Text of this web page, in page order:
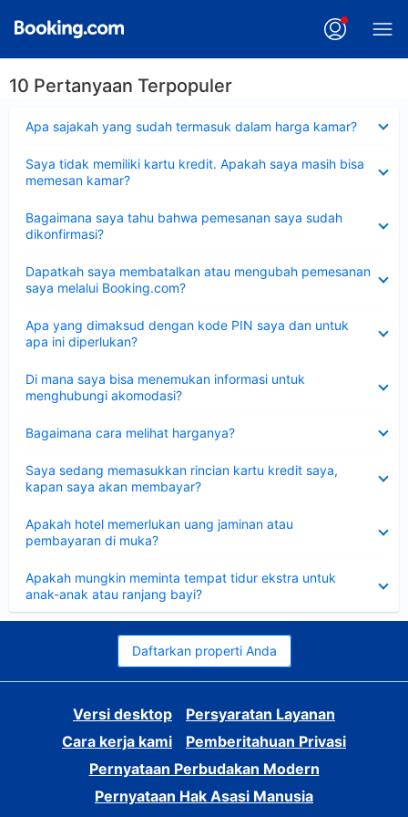
10 Pertanyaan Terpopuler
Apa sajakah yang sudah termasuk dalam harga kamar?
Saya tidak memiliki kartu kredit. Apakah saya masih bisa
memesan kamar?
Bagaimana saya tahu bahwa pemesanan saya sudah
dikonfirmasi?
Dapatkah saya membatalkan atau mengubah pemesanan
saya melalui Booking.com?
Apa yang dimaksud dengan kode PIN saya dan untuk
apa ini diperlukan?
Di mana saya bisa menemukan informasi untuk
menghubungi akomodasi?
Bagaimana cara melihat harganya?
Saya sedang memasukkan rincian kartu kredit saya,
kapan saya akan membayar?
Apakah hotel memerlukan uang jaminan atau
pembayaran di muka?
Apakah mungkin meminta tempat tidur ekstra untuk
anak-anak atau ranjang bayi?
Daftarkan properti Anda
Versi desktop
Persyaratan Layanan
Cara kerja kami
Pemberitahuan Privasi
Pernyataan Perbudakan Modern
Pernyataan Hak Asasi Manusia